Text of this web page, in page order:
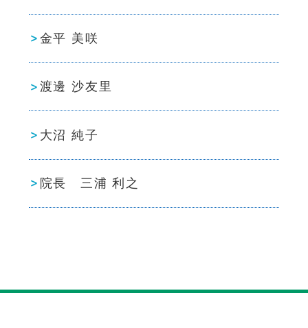
金平 美咲
渡邊 沙友里
大沼 純子
院長 三浦 利之